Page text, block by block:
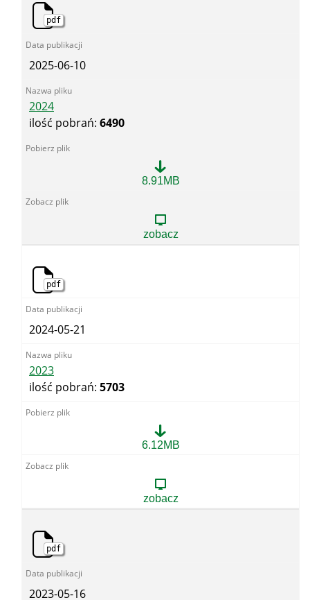
pdf
2025-06-10
2024
ilość pobrań: 6490
8.91MB
zobacz
pdf
2024-05-21
2023
ilość pobrań: 5703
6.12MB
zobacz
pdf
2023-05-16